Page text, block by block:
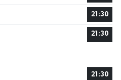
21:30
21:30
21:30